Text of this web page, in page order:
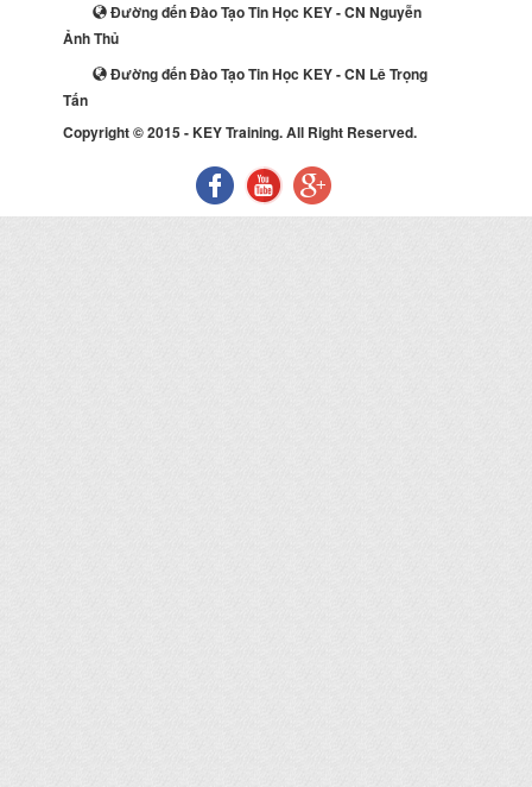
Đường đến Đào Tạo Tin Học KEY - CN Nguyễn
Ảnh Thủ
Đường đến Đào Tạo Tin Học KEY - CN Lê Trọng
Tấn
Copyright © 2015 - KEY Training. All Right Reserved.